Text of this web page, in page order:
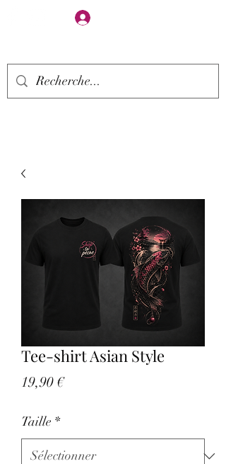
Tee-shirt Asian Style
19,90 €Prix
Taille *